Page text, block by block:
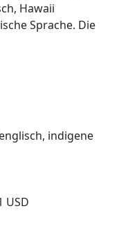
Hawaii
Sprache. Die
indigene
USD